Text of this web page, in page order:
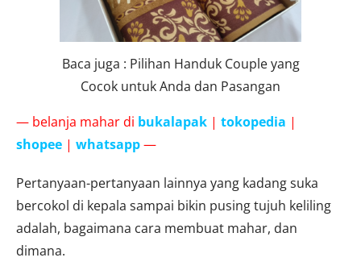
Baca juga : Pilihan Handuk Couple yang
Cocok untuk Anda dan Pasangan
— belanja mahar di bukalapak | tokopedia |
shopee | whatsapp—
Pertanyaan-pertanyaan lainnya yang kadang suka
bercokol di kepala sampai bikin pusing tujuh keliling
adalah, bagaimana cara membuat mahar, dan
dimana.